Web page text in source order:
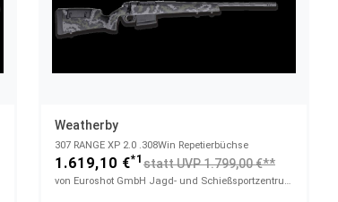
Weatherby
307 RANGE XP 2.0​ .308Win Repetierbüchse
1.619,10 €*1 statt UVP 1.799,00 €**
von Euroshot GmbH Jagd- und Schießsportzentrum